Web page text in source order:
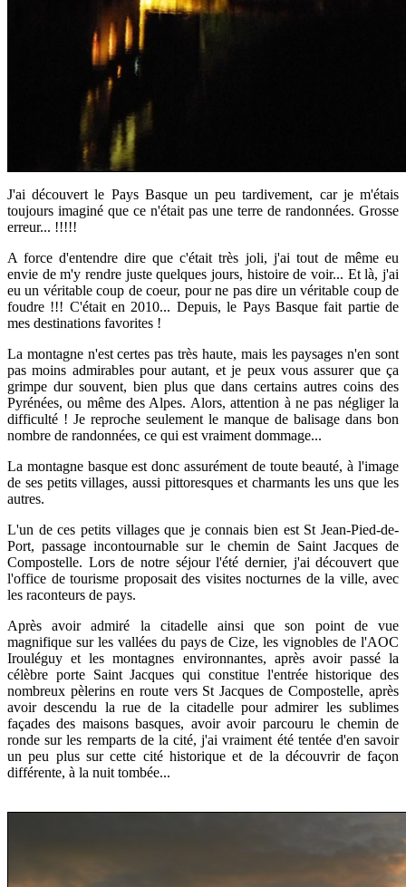
J'ai découvert le Pays Basque un peu tardivement, carje m'étais
toujours imaginé que ce n'était pas une terre de randonnées. Grosse
erreur... !!!!!
A force d'entendre dire que c'était très joli, j'ai tout de même eu
envie de m'y rendre juste quelques jours, histoire de voir... Et là, j'ai
eu un véritable coup de coeur, pour ne pas dire un véritable coup de
foudre !!! C'était en 2010... Depuis, le Pays Basque fait partie de
mes destinations favorites !
La montagne n'est certes pas très haute, mais les paysages n'en sont
pas moins admirables pour autant, et je peux vous assurer que ça
grimpe dur souvent, bien plus que dans certains autres coins des
Pyrénées, ou même des Alpes. Alors, attention à ne pas négliger la
difficulté ! Je reproche seulement le manque de balisage dans bon
nombre de randonnées, ce qui est vraiment dommage...
La montagne basque est donc assurément de toute beauté, à l'image
de ses petits villages, aussi pittoresques et charmants les uns que les
autres.
L'un de ces petits villages que je connais bien est St Jean-Pied-de-
Port, passage incontournable sur le chemin de Saint Jacques de
Compostelle. Lors de notre séjour l'été dernier, j'ai découvert que
l'office de tourisme proposait des visites nocturnes de la ville, avec
les raconteurs de pays.
Après avoir admiré la citadelle ainsi que son point de vue
magnifique sur les vallées du pays de Cize, les vignobles de l'AOC
Irouléguy et les montagnes environnantes, après avoir passé la
célèbre porte Saint Jacques qui constitue l'entrée historique des
nombreux pèlerins en route vers St Jacques de Compostelle, après
avoir descendu la rue de la citadelle pour admirer les sublimes
façades des maisons basques, avoir avoir parcouru le chemin de
ronde sur les remparts de la cité,j'ai vraiment été tentée d'en savoir
un peu plus sur cette cité historique et de la découvrir de façon
différente, à la nuit tombée...